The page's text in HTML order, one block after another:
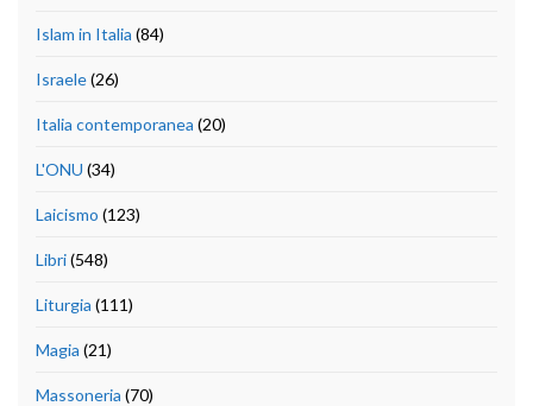
Islam in Italia (84)
Israele(26)
Italia contemporanea (20)
L'ONU (34)
Laicismo (123)
Libri(548)
Liturgia (111)
Magia (21)
Massoneria (70)